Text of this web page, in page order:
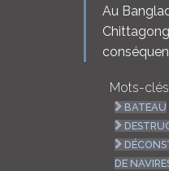
Au
Mots-
BATEAU
DE